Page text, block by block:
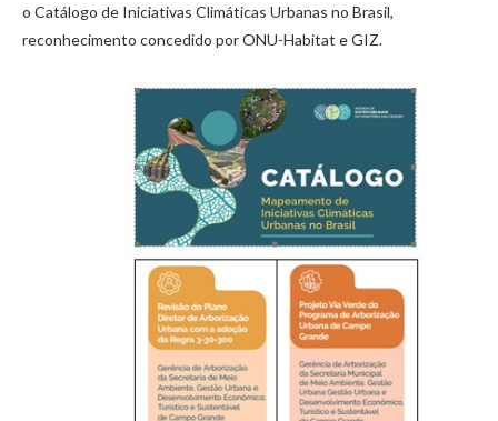
o Catálogo de Iniciativas Climáticas Urbanas no Brasil,
reconhecimento concedido por ONU-Habitat e GIZ.